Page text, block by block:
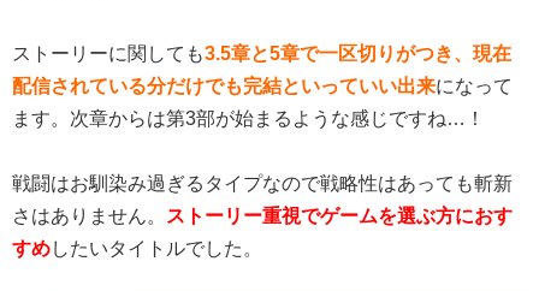
ストーリーに関しても3.5章と5章で一区切りがつき、現在
配信されている分だけでも完結といっていい出来になって
ます。次章からは第3部が始まるような感じですね…！
戦闘はお馴染み過ぎるタイプなので戦略性はあっても斬新
さはありません。
ストーリー重視でゲームを選ぶ方におす
すめしたいタイトルでした。